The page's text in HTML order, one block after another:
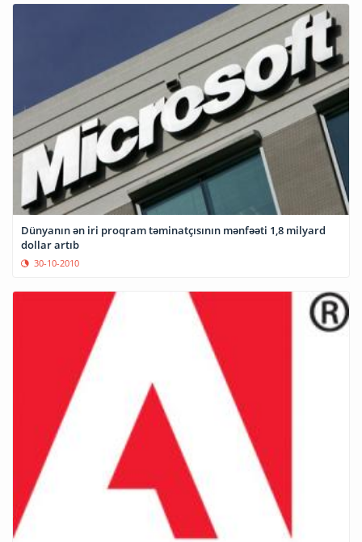
Dünyanın ən iri proqram təminatçısının mənfəəti 1,8 milyard
dollar artıb
30-10-2010